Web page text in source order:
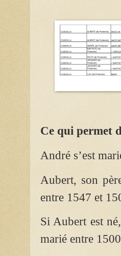
Ce qui permet
André s’est
Aubert, son
entre 1547 et
Si Aubert est
marié entre